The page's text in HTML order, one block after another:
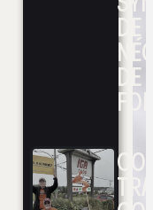
DE
DE
FOI